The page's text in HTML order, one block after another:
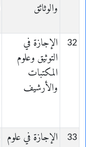
والوثائق
32
الإجازة في
التوثيق وعلوم
المكتبات
والأرشيف
33
الإجازة في علوم